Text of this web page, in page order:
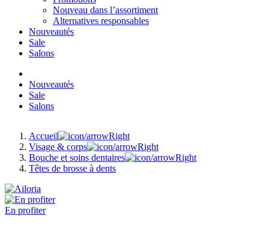
Nouveau dans l’assortiment
Alternatives responsables
Nouveautés
Sale
Salons
Nouveautés
Sale
Salons
Accueil
Visage & corps
Bouche et soins dentaires
Têtes de brosse à dents
En profiter